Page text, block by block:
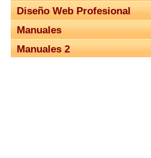
Diseño Web Profesional
Manuales
Manuales 2